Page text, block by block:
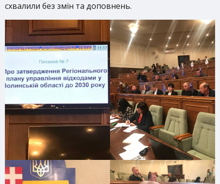
схвалили без змін та доповнень.